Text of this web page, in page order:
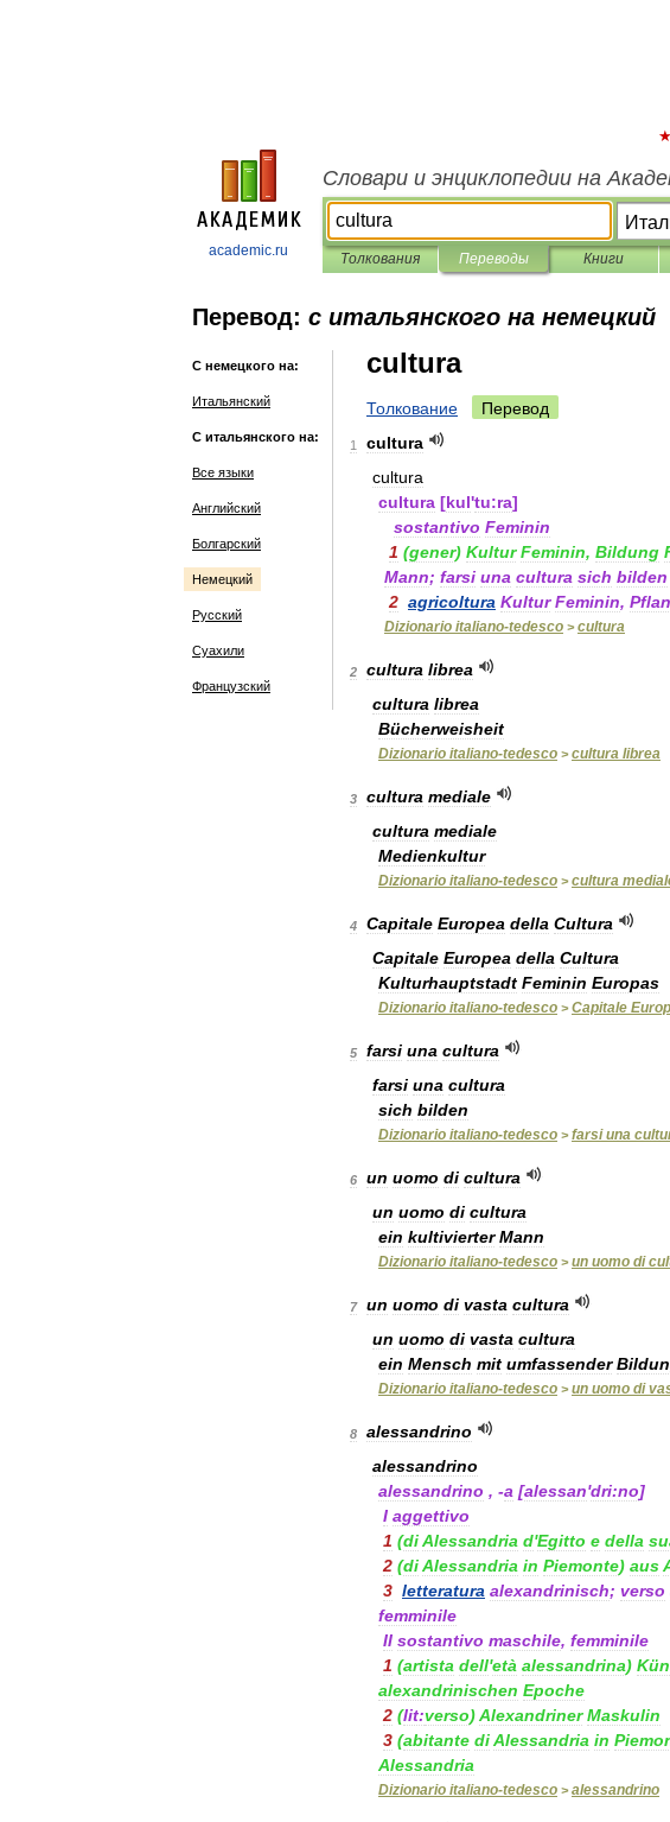
academic.ru
Словари и энциклопедии на
Толкования Переводы Книги
Перевод: с итальянского на немецкий
С немецкого на:
Итальянский
С итальянского на:
Все языки
Английский
Болгарский
Немецкий
Русский
Суахили
Французский
cultura
Толкование Перевод
1
cultura
cultura
cultura [kul'tu:ra]
sostantivo Feminin
1 (gener) Kultur Feminin, Bildung
Mann; farsi una cultura sich bilden
2 agricoltura Kultur Feminin,
Dizionario italiano-tedesco >cultura
2 cultura librea
cultura librea
Bücherweisheit
Dizionario italiano-tedesco >cultura librea
3 cultura mediale
cultura mediale
Medienkultur
Dizionario italiano-tedesco >cultura
4 Capitale Europea della Cultura
Capitale Europea della Cultura
Kulturhauptstadt Feminin Europas
Dizionario italiano-tedesco >Capitale
5 farsi una cultura
farsi una cultura
sich bilden
Dizionario italiano-tedesco >farsi una
6 un uomo di cultura
un uomo di cultura
ein kultivierter Mann
Dizionario italiano-tedesco >un uomo di
7 un uomo di vasta cultura
un uomo di vasta cultura
ein Mensch mit umfassender
Dizionario italiano-tedesco >un uomo di
8
alessandrino
alessandrino
alessandrino , -a [alessan'dri:no]
I aggettivo
1 (diAlessandria d'Egitto e della
2 (diAlessandria in Piemonte) aus
3 letteratura alexandrinisch; verso
femminile
II sostantivo maschile, femminile
1 (artista dell'età alessandrina)
alexandrinischen Epoche
2 (lit:verso)Alexandriner Maskulin
3 (abitante diAlessandria in
Alessandria
Dizionario italiano-tedesco >alessandrino